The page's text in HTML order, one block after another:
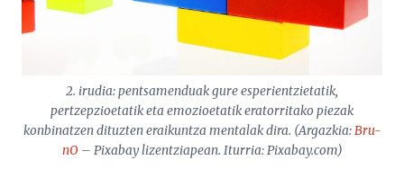
2. irudia: pentsamenduak gure esperientzietatik,
pertzepzioetatik eta emozioetatik eratorritako piezak
konbinatzen dituzten eraikuntza mentalak dira. (Argazkia:Bru-
nO – Pixabay lizentziapean. Iturria: Pixabay.com)